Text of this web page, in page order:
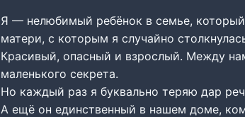
Я — нелюбимый ребёнок в семье,
матери, с которым я случайно
Красивый, опасный и взрослый. Между
маленького секрета.
Но каждый раз я буквально теряю дар
А ещё он единственный в нашем доме,